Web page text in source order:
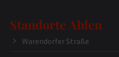
Standorte Ahlen
Warendorfer Straße